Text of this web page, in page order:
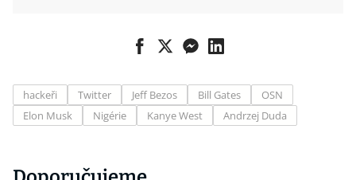
hackeři Twitter Jeff Bezos Bill Gates
OSN
Elon Musk
Nigérie Kanye West Andrzej Duda